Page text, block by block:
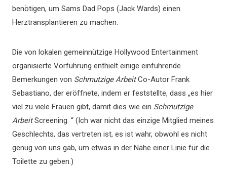
benötigen, um Sams Dad Pops (Jack Wards) einen
Herztransplantieren zu machen.
Die von lokalen gemeinnützige Hollywood Entertainment
organisierte Vorführung enthielt einige einführende
Bemerkungen von Schmutzige ArbeitCo-Autor Frank
Sebastiano, der eröffnete, indem er feststellte, dass „es hier
viel zu viele Frauen gibt, damit dies wie ein Schmutzige
ArbeitScreening. “ (Ich war nicht das einzige Mitglied meines
Geschlechts, das vertreten ist, es ist wahr, obwohl es nicht
genug von uns gab, um etwas in der Nähe einer Linie für die
Toilette zu geben.)